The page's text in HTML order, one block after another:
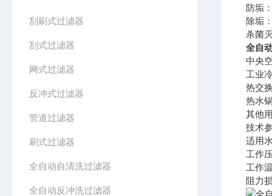
刮刷式过滤器
刮式过滤器
网式过滤器
反冲式过滤器
管道过滤器
刷式过滤器
全自动自清洗过滤器
全自动反冲洗过滤器
防垢
除垢
杀菌
全自
中央
工业
热交
热水
其他
技术
适用
工作
工作
阻力